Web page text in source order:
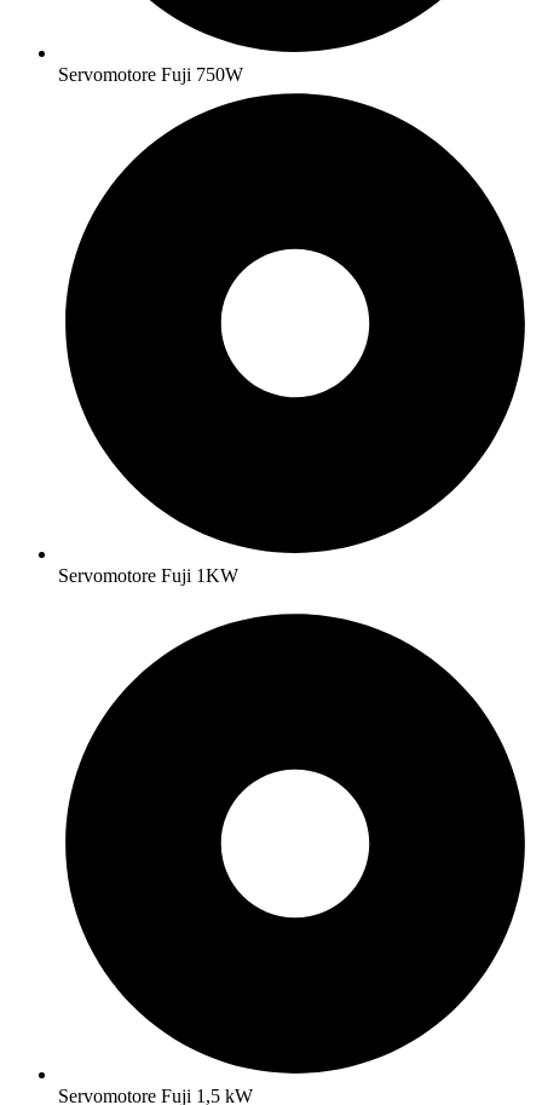
Servomotore Fuji 750W
Servomotore Fuji 1KW
Servomotore Fuji 1,5 kW